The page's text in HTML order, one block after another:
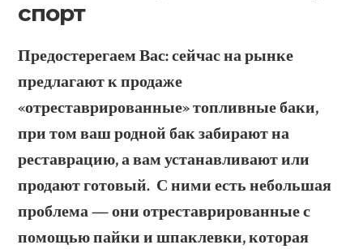
спорт
Предостерегаем Вас: сейчас на рынке
предлагают к продаже
«отреставрированные» топливные баки,
при том ваш родной бак забирают на
реставрацию, а вам устанавливают или
продают готовый. С ними есть небольшая
проблема — они отреставрированные с
помощью пайки и шпаклевки, которая